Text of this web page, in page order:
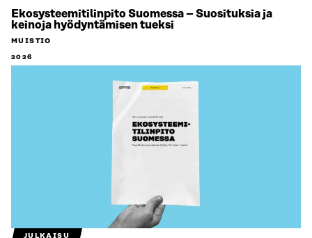
Ekosysteemitilinpito Suomessa – Suosituksia ja
keinoja hyödyntämisen tueksi
MUISTIO
2026
JULKAISU